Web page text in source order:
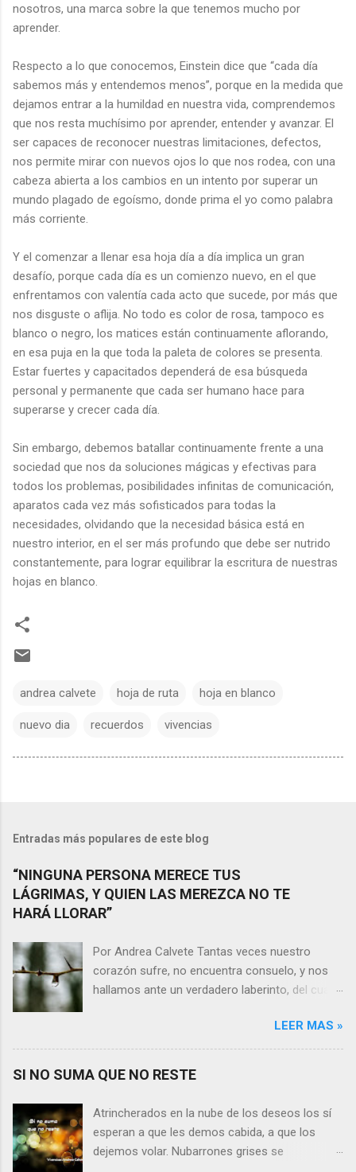
nosotros, una marca sobre la que tenemos mucho por
aprender.
Respecto a lo que conocemos, Einstein dice que “cada día
sabemos más y entendemos menos”, porque en la medida que
dejamos entrar a la humildad en nuestra vida, comprendemos
que nos resta muchísimo por aprender, entender y avanzar. El
ser capaces de reconocer nuestras limitaciones, defectos,
nos permite mirar con nuevos ojos lo que nos rodea, con una
cabeza abierta a los cambios en un intento por superar un
mundo plagado de egoísmo, donde prima el yo como palabra
más corriente.
Y el comenzar a llenar esa hoja día a día implica un gran
desafío, porque cada día es un comienzo nuevo, en el que
enfrentamos con valentía cada acto que sucede, por más que
nos disguste o aflija. No todo es color de rosa, tampoco es
blanco o negro, los matices están continuamente aflorando,
en esa puja en la que toda la paleta de colores se presenta.
Estar fuertes y capacitados dependerá de esa búsqueda
personal y permanente que cada ser humano hace para
superarse y crecer cada día.
Sin embargo, debemos batallar continuamente frente a una
sociedad que nos da soluciones mágicas y efectivas para
todos los problemas, posibilidades infinitas de comunicación,
aparatos cada vez más sofisticados para todas la
necesidades, olvidando que la necesidad básica está en
nuestro interior, en el ser más profundo que debe ser nutrido
constantemente, para lograr equilibrar la escritura de nuestras
hojas en blanco.
andrea calvete hoja de ruta hoja en blanco
nuevo dia recuerdos vivencias
Entradas más populares de este blog
“NINGUNA PERSONA MERECE TUS
LÁGRIMAS, Y QUIEN LAS MEREZCA NO TE
HARÁ LLORAR”
Por Andrea Calvete Tantas veces nuestro
corazón sufre, no encuentra consuelo, y nos
hallamos ante un verdadero laberinto, del cual
razones pierden el sentido, y las respuestas se
alejan tan distantes que no alcanzamos a
nuestras lágrimas?, quizás quien esté
Por otra parte, si nos ponemos a pensar en
algún momento de la vida todos hemos sufrido
LEER MAS »
SI NO SUMA QUE NO RESTE
Atrincherados en la nube de los deseos los sí
esperan a que les demos cabida, a que los
dejemos volar. Nubarrones grises se